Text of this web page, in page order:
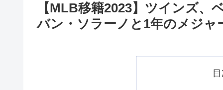
【MLB移籍2023】ツインズ
バン・ソラーノと1年のメジャ